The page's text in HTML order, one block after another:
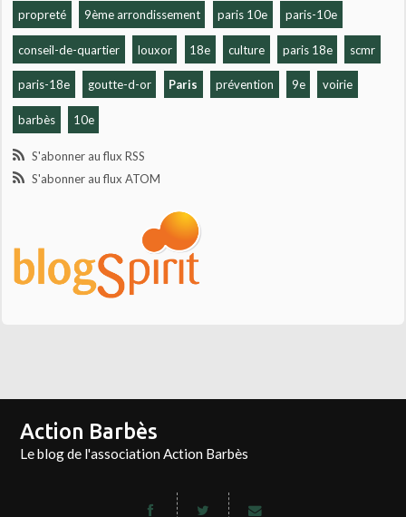
propreté 9ème arrondissement paris 10e paris-10e
conseil-de-quartier louxor 18e culture paris 18e scmr
paris-18e goutte-d-or Paris prévention 9e voirie
barbès 10e
S'abonner au flux RSS
S'abonner au flux ATOM
Action Barbès
Le blog de l'association Action Barbès